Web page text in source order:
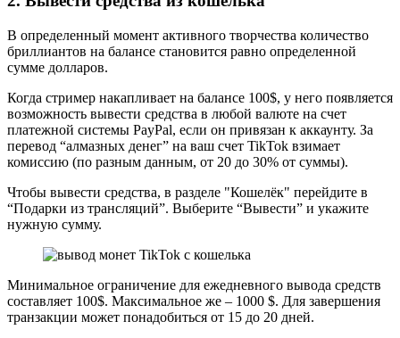
В определенный момент активного творчества количество
бриллиантов на балансе становится равно определенной
сумме долларов.
Когда стример накапливает на балансе 100$, у него появляется
возможность вывести средства в любой валюте на счет
платежной системы PayPal, если он привязан к аккаунту. За
перевод “алмазных денег” на ваш счет TikTok взимает
комиссию (по разным данным, от 20 до 30% от суммы).
Чтобы вывести средства, в разделе "Кошелёк" перейдите в
“Подарки из трансляций”. Выберите “Вывести” и укажите
нужную сумму.
Минимальное ограничение для ежедневного вывода средств
составляет 100$. Максимальное же – 1000 $. Для завершения
транзакции может понадобиться от 15 до 20 дней.